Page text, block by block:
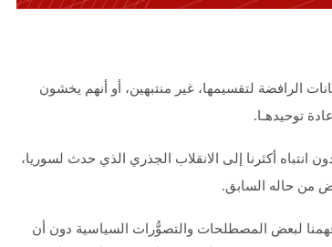
الرافضة لتقسيمها، غير منتبهين، أو أنهم يخشون
توحيدهـا.
أكثرنا إلى الانقلاب الجذري الذي حدث لسوريا،
من حاله السابق.
لبعض المصطلحات والتصوُّرات السياسية دون أن